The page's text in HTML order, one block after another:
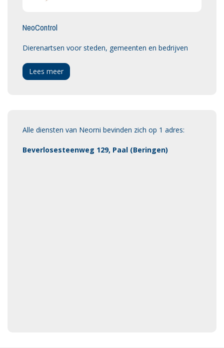
NeoControl
Dierenartsen voor steden, gemeenten en bedrijven
Lees meer
Alle diensten van Neorni bevinden zich op 1 adres:
Beverlosesteenweg 129, Paal (Beringen)